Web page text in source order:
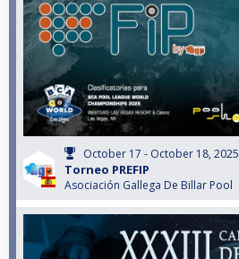
October 17 - October 18, 2025
Torneo PREFIP
Asociación Gallega De Billar Pool